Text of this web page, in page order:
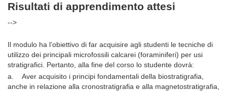
Risultati di apprendimento attesi
-->
Il modulo ha l’obiettivo di far acquisire agli studenti le tecniche di
utilizzo dei principali microfossili calcarei (foraminiferi) per usi
stratigrafici. Pertanto, alla fine del corso lo studente dovrà:
a.
Aver acquisito i principi fondamentali della biostratigrafia,
anche in relazione alla cronostratigrafia e alla magnetostratigrafia,